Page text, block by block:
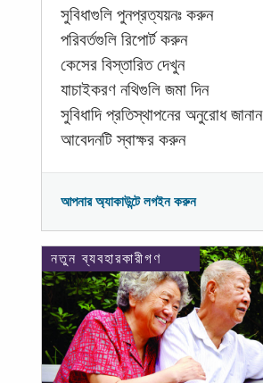
সুবিধাগুলি পুনপ্রত্যয়নঃ করুন
পরিবর্তগুলি রিপোর্ট করুন
কেসের বিস্তারিত দেখুন
যাচাইকরণ নথিগুলি জমা দিন
সুবিধাদি প্রতিস্থাপনের অনুরোধ জানান
আবেদনটি স্বাক্ষর করুন
আপনার অ্যাকাউন্টে লগইন করুন
নতুন ব্যবহারকারীগণ